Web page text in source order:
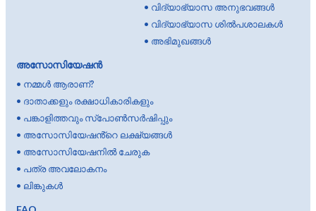
• വിദ്യാഭ്യാസ അനുഭവങ്ങൾ
• വിദ്യാഭ്യാസ ശിൽപശാലകൾ
• അഭിമുഖങ്ങൾ
അസോസിയേഷൻ
• നമ്മൾ ആരാണ്?
• ദാതാക്കളും രക്ഷാധികാരികളും
• പങ്കാളിത്തവും സ്പോൺസർഷിപ്പും
• അസോസിയേഷൻ്റെ ലക്ഷ്യങ്ങൾ
• അസോസിയേഷനിൽ ചേരുക
• പത്ര അവലോകനം
• ലിങ്കുകൾ